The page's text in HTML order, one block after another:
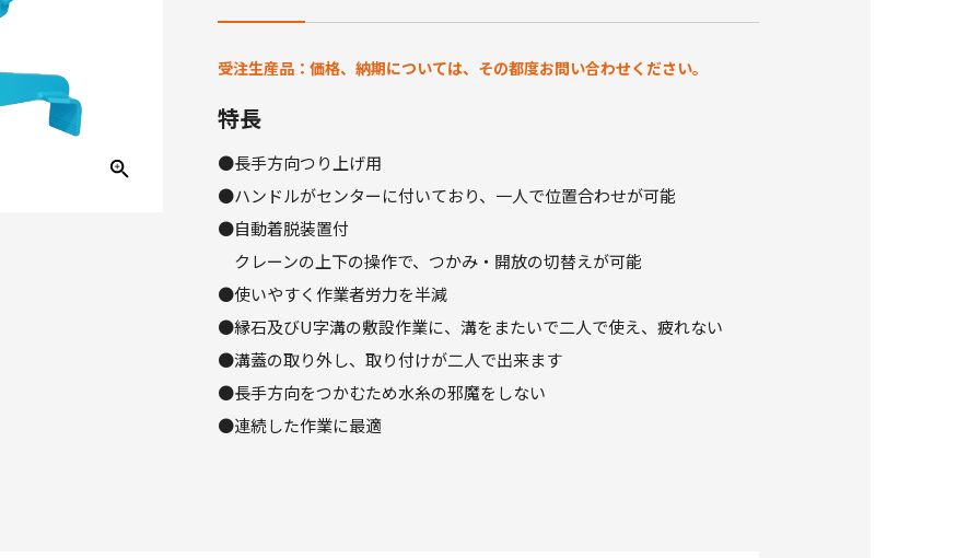
受注生産品：価格、納期については、その都度お問い合わせください。
特長
●長手方向つり上げ用
●ハンドルがセンターに付いており、一人で位置合わせが可能
●自動着脱装置付
クレーンの上下の操作で、つかみ・開放の切替えが可能
●使いやすく作業者労力を半減
●縁石及びU字溝の敷設作業に、溝をまたいで二人で使え、疲れない
●溝蓋の取り外し、取り付けが二人で出来ます
●長手方向をつかむため水糸の邪魔をしない
●連続した作業に最適